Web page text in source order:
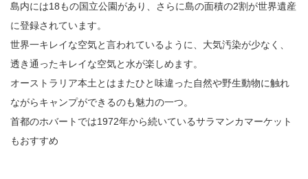
島内には18もの国立公園があり、さらに島の面積の2割が世界遺産
に登録されています。
世界一キレイな空気と言われているように、大気汚染が少なく、
透き通ったキレイな空気と水が楽しめます。
オーストラリア本土とはまたひと味違った自然や野生動物に触れ
ながらキャンプができるのも魅力の一つ。
首都のホバートでは1972年から続いているサラマンカマーケット
もおすすめ